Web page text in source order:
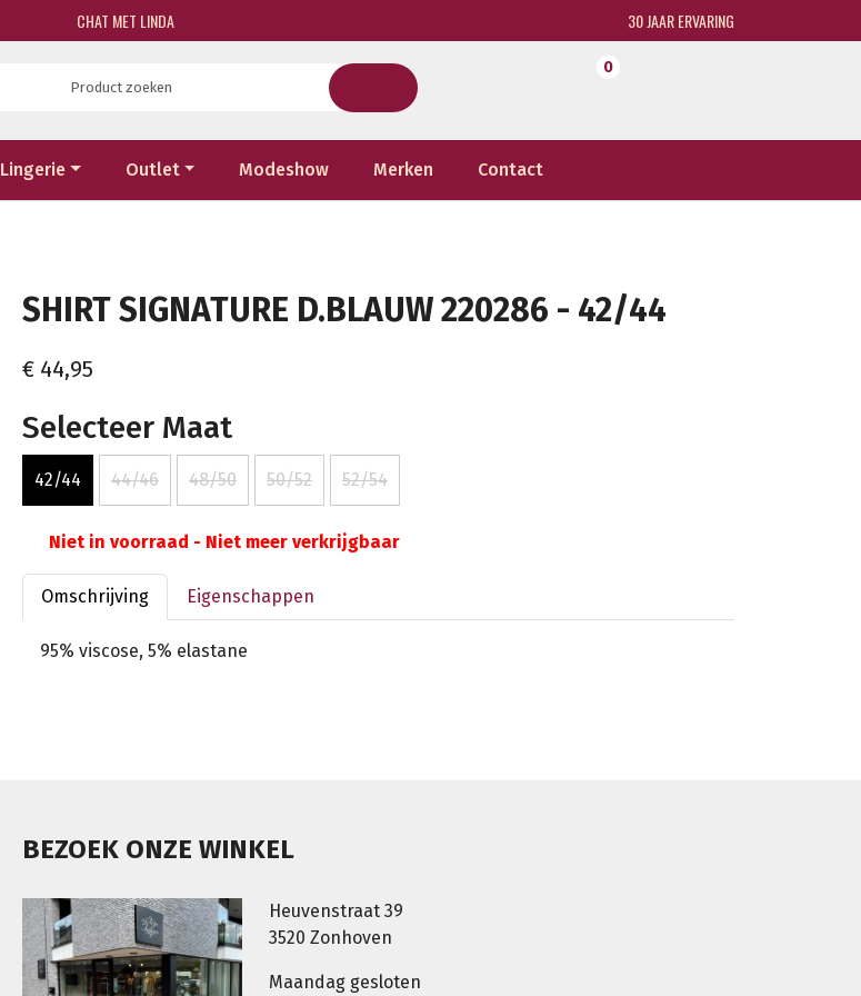
CHAT MET LINDA 30 JAAR ERVARING
0
Lingerie Outlet Modeshow Merken Contact
SHIRT SIGNATURE D.BLAUW 220286 - 42/44
€ 44,95
Selecteer Maat
42/44 44/46 48/50 50/52 52/54
Niet in voorraad - Niet meer verkrijgbaar
Omschrijving Eigenschappen
95% viscose, 5% elastane
BEZOEK ONZE WINKEL
Heuvenstraat 39
3520 Zonhoven
Maandag gesloten